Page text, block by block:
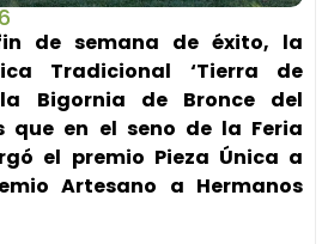
de semana de éxito, la
Tradicional ‘Tierra de
la Bigornia de Bronce del
que en el seno de la Feria
el premio Pieza Única a
Artesano a Hermanos